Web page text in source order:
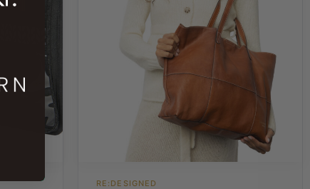
RE:DESIGNED